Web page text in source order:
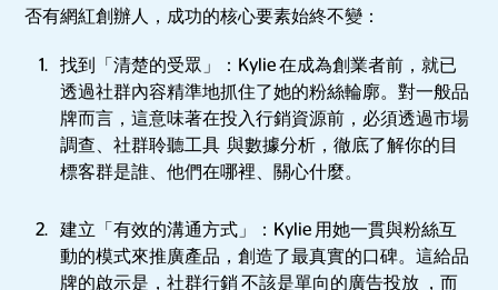
否有網紅創辦人，成功的核心要素始終不變：
找到「清楚的受眾」：Kylie 在成為創業者前，就已
透過社群內容精準地抓住了她的粉絲輪廓。對一般品
牌而言，這意味著在投入行銷資源前，必須透過市場
調查、社群聆聽工具 與數據分析，徹底了解你的目
標客群是誰、他們在哪裡、關心什麼。
建立「有效的溝通方式」：Kylie 用她一貫與粉絲互
動的模式來推廣產品，創造了最真實的口碑。這給品
牌的啟示是，社群行銷 不該是單向的廣告投放 ，而